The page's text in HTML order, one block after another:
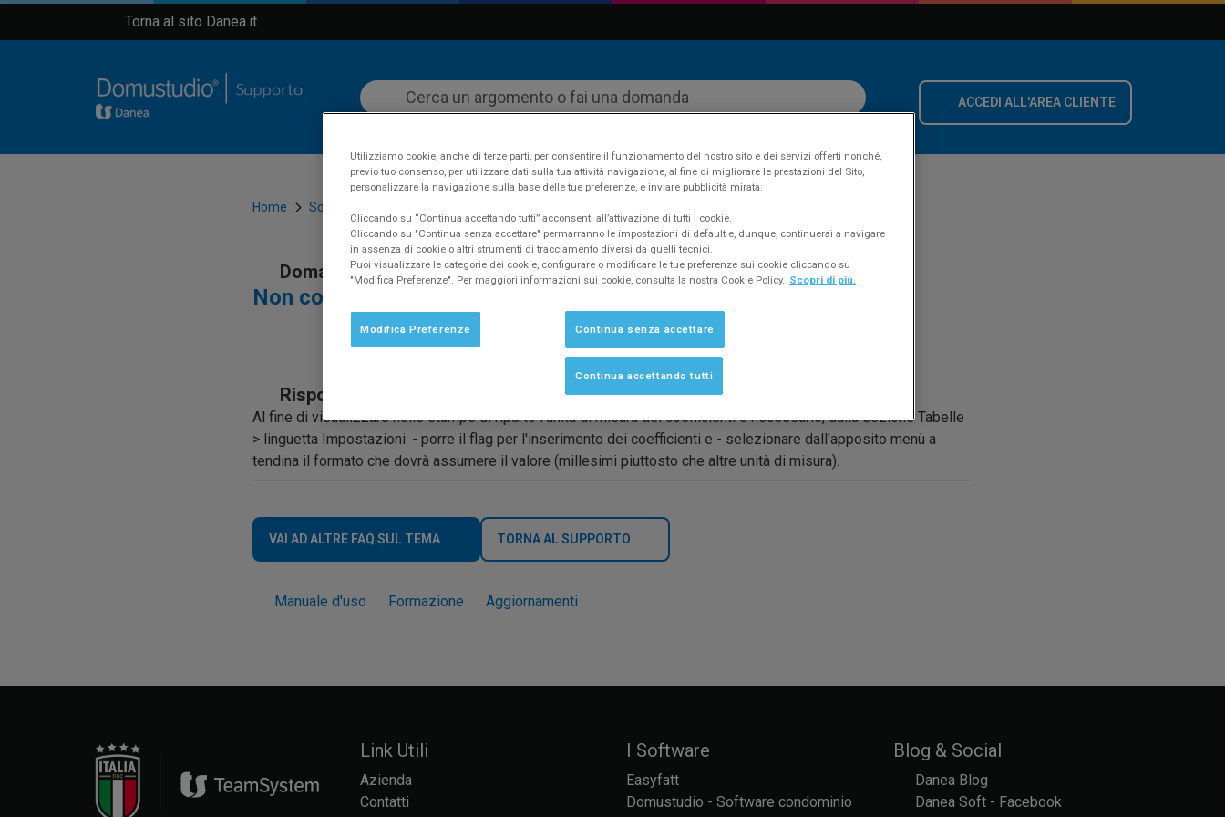
Torna al sito Danea.it
ACCEDI ALL'AREA CLIENTE
Home Software
Domanda
Non compaiono millesimi nelle stampe di ripartizione.
Risposta
Al fine di visualizzare nelle stampe di riparto l'unità di misura dei coefficienti è necessario, dalla sezione Tabelle
> linguetta Impostazioni: - porre il flag per l'inserimento dei coefficienti e - selezionare dall'apposito menù a
tendina il formato che dovrà assumere il valore (millesimi piuttosto che altre unità di misura).
VAI AD ALTRE FAQ SUL TEMA TORNA AL SUPPORTO
Manuale d'uso Formazione Aggiornamenti
Link Utili
Azienda
Contatti
I Software
Easyfatt
Domustudio - Software condominio
Blog & Social
Danea Blog
Danea Soft - Facebook
Utilizziamo cookie, anche di terze parti, per consentire il funzionamento del nostro sito e dei servizi offerti nonché,
previo tuo consenso, per utilizzare dati sulla tua attività navigazione, al fine di migliorare le prestazioni del Sito,
personalizzare la navigazione sulla base delle tue preferenze, e inviare pubblicità mirata.
Cliccando su “Continua accettando tutti” acconsenti all’attivazione di tutti i cookie.
Cliccando su "Continua senza accettare" permarranno le impostazioni di default e, dunque, continuerai a navigare
in assenza di cookie o altri strumenti di tracciamento diversi da quelli tecnici.
Puoi visualizzare le categorie dei cookie, configurare o modificare le tue preferenze sui cookie cliccando su
"Modifica Preferenze". Per maggiori informazioni sui cookie, consulta la nostra Cookie Policy. Scopri di più.
Modifica Preferenze Continua senza accettare
Continua accettando tutti